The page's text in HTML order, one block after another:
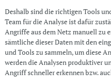
Deshalb sind die richtigen Tools
Team für die Analyse ist dafür
Angriffe aus dem Netz manuell zu
sämtliche dieser Daten mit den
und Tools zu sammeln, um diese
werden die Analysen produktiver
Angriff schneller erkennen bzw.